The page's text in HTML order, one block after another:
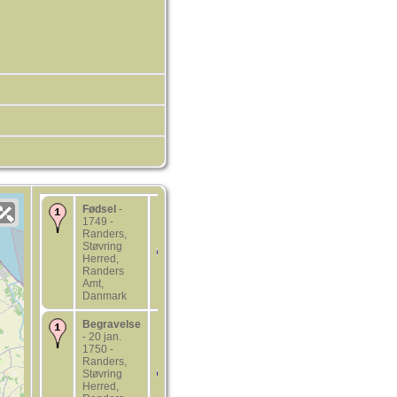
Fødsel -
1749 -
Randers,
Støvring
Herred,
Randers
Amt,
Danmark
Begravelse
- 20 jan.
1750 -
Randers,
Støvring
Herred,